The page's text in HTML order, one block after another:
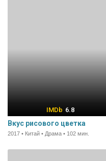
6.8
Вкус рисового цветка
2017 • Китай • Драма • 102 мин.